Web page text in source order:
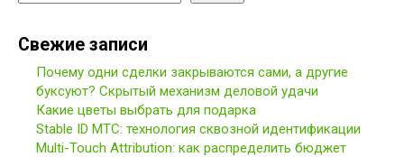
Свежие записи
Почему одни сделки закрываются сами, а другие
буксуют? Скрытый механизм деловой удачи
Какие цветы выбрать для подарка
Stable ID МТС: технология сквозной идентификации
Multi-Touch Attribution: как распределить бюджет